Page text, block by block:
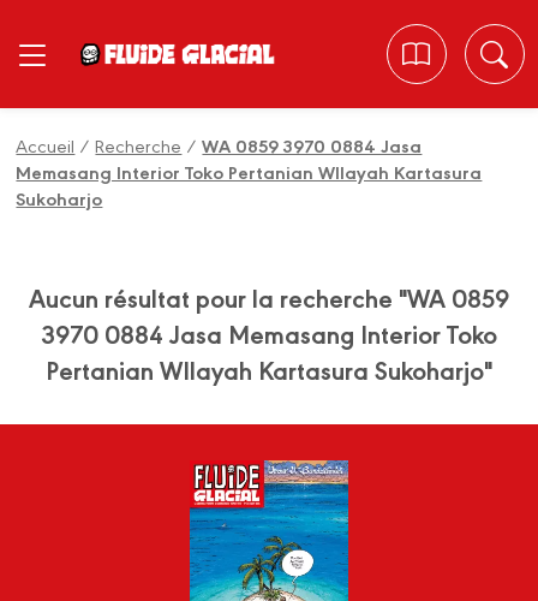
Accueil /Recherche /WA 0859 3970 0884 Jasa
Memasang Interior Toko Pertanian WIlayah Kartasura
Sukoharjo
Aucun résultat pour la recherche "WA 0859
3970 0884 Jasa Memasang Interior Toko
Pertanian WIlayah Kartasura Sukoharjo"